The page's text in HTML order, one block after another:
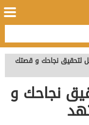
لتحقيق نجاحك و قصتك
نجاحك و